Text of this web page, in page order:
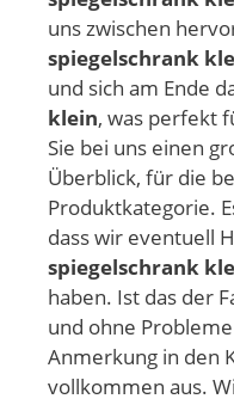
uns zwischen
spiegelschrank
und sich am Ende
klein, was perfekt
Sie bei uns einen
Überblick, für die
Produktkategorie.
dass wir eventuell
spiegelschrank
haben. Ist das der
und ohne
Anmerkung in den
vollkommen aus.